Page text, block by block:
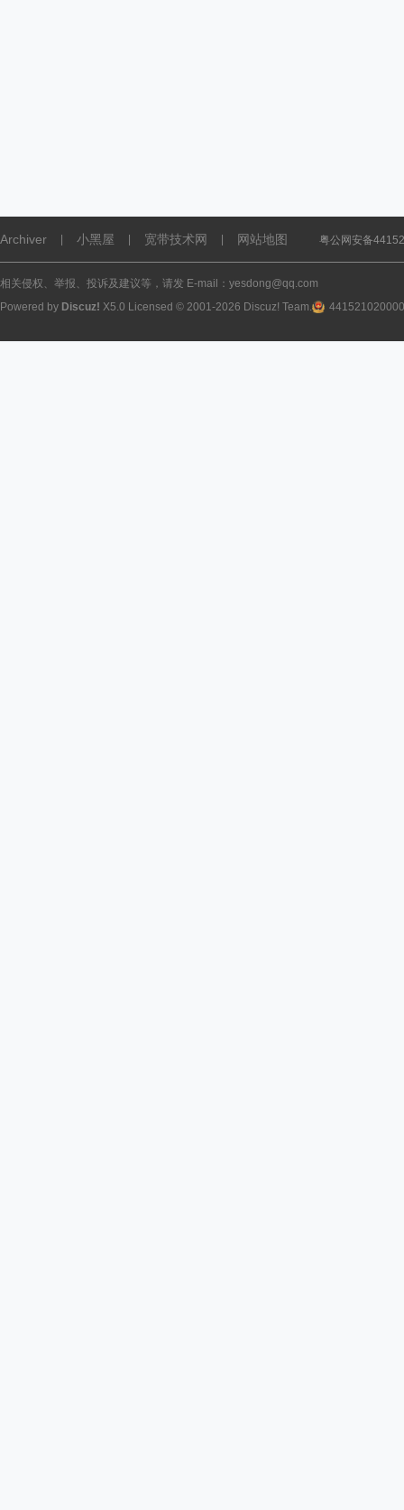
Archiver 小黑屋 宽带技术网 网站地图 粤公网安备
相关侵权、举报、投诉及建议等，请发 E-mail：yesdong@qq.com
Powered by Discuz! X5.0 Licensed © 2001-2026 Discuz! Team.